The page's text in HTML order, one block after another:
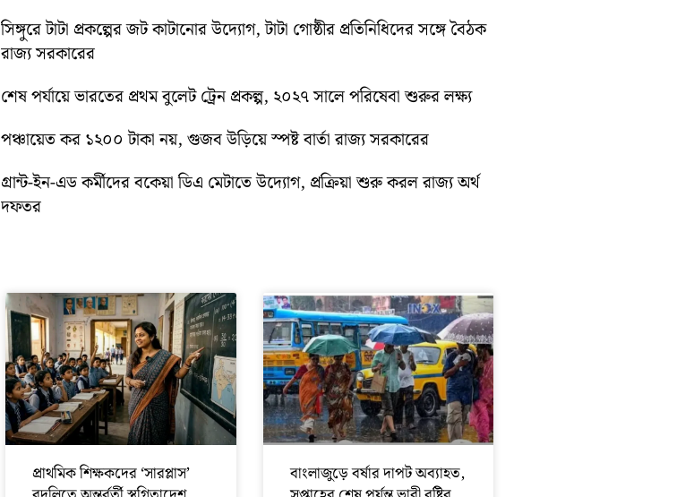
সিঙ্গুরে টাটা প্রকল্পের জট কাটানোর উদ্যোগ, টাটা গোষ্ঠীর প্রতিনিধিদের সঙ্গে বৈঠক
রাজ্য সরকারের
শেষ পর্যায়ে ভারতের প্রথম বুলেট ট্রেন প্রকল্প, ২০২৭ সালে পরিষেবা শুরুর লক্ষ্য
পঞ্চায়েত কর ১২০০ টাকা নয়, গুজব উড়িয়ে স্পষ্ট বার্তা রাজ্য সরকারের
গ্রান্ট-ইন-এড কর্মীদের বকেয়া ডিএ মেটাতে উদ্যোগ, প্রক্রিয়া শুরু করল রাজ্য অর্থ
দফতর
প্রাথমিক শিক্ষকদের ‘সারপ্লাস’
বাংলাজুড়ে বর্ষার দাপট অব্যাহত,